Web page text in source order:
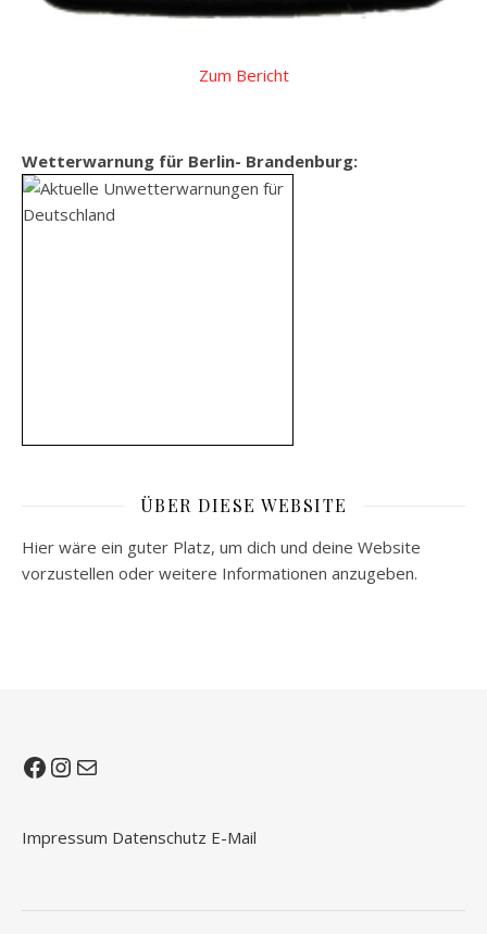
Zum Bericht
Wetterwarnung für Berlin- Brandenburg:
ÜBER DIESE WEBSITE
Hier wäre ein guter Platz, um dich und deine Website
vorzustellen oder weitere Informationen anzugeben.
Facebook
Instagram
E-Mail
Impressum Datenschutz E-Mail